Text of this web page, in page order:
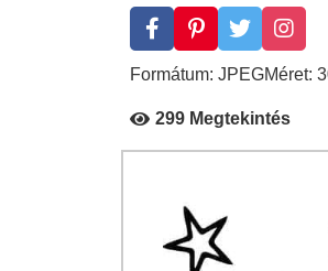
Formátum: JPEGMéret:
299 Megtekintés